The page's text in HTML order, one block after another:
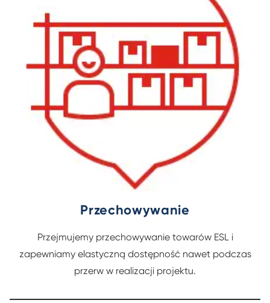
Przechowywanie
Przejmujemy przechowywanie towarów ESL i
zapewniamy elastyczną dostępność nawet podczas
przerw w realizacji projektu.